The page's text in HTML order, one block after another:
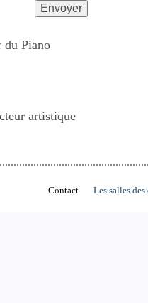
Piano
artistique
Contact Les salles des